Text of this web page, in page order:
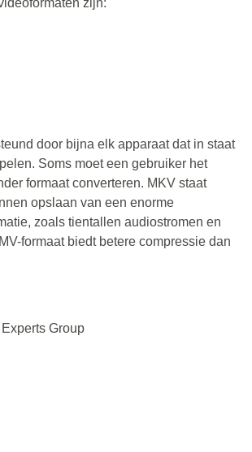
zijn:
door bijna elk apparaat dat in staat
Soms moet een gebruiker het
formaat converteren. MKV staat
opslaan van een enorme
zoals tientallen audiostromen en
formaat biedt betere compressie dan
Group